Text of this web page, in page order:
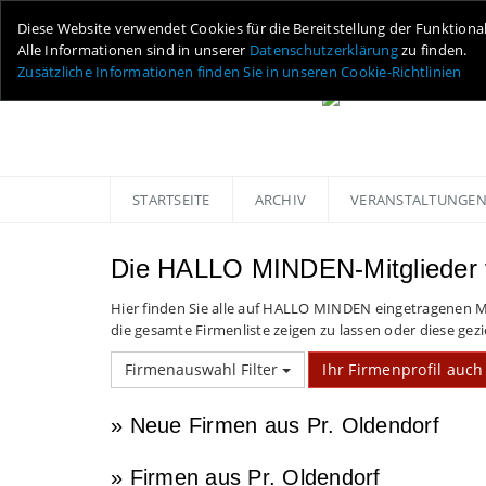
Diese Website verwendet Cookies für die Bereitstellung der
Alle Informationen sind in unserer Datenschutzerklärungzu finden.
Zusätzliche Informationen finden Sie in unseren Cookie-Richtlinien
STARTSEITE ARCHIV VERANSTALTUNGEN
Die HALLO MINDEN-Mitglieder
Hier finden Sie alle auf HALLO MINDEN
die gesamte Firmenliste zeigen zu lassen oder diese
Firmenauswahl Filter Ihr Firmenprofil
» Neue Firmen aus Pr. Oldendorf
» Firmen aus Pr. Oldendorf